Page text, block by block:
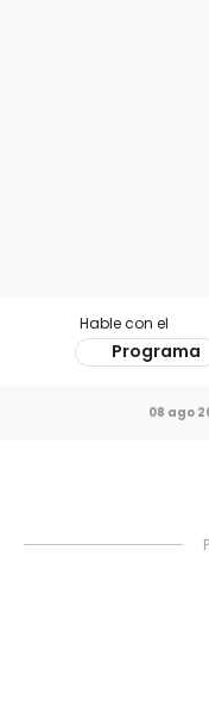
Hable con el
Programa
08 ago